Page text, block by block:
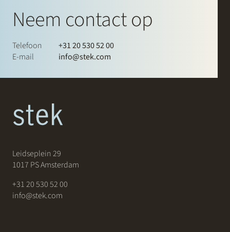
Neem contact op
Telefoon
+31 20 530 52 00
E-mail
info@stek.com
Leidseplein 29
1017 PS Amsterdam
+31 20 530 52 00
info@stek.com